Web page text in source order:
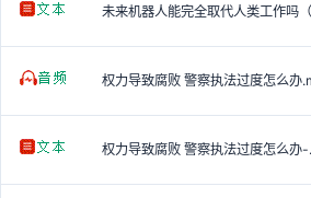
未来机器人能完全取代人类工作吗
权力导致腐败 警察执法过度怎么办
权力导致腐败 警察执法过度怎么办